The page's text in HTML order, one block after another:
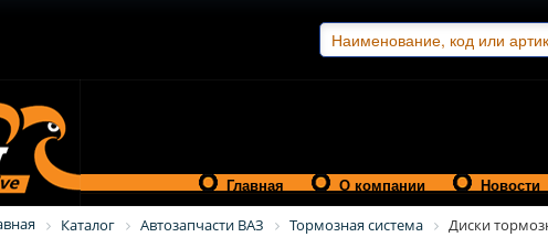
Главная О компании Новости
Каталог Автозапчасти ВАЗ Тормозная система Диски